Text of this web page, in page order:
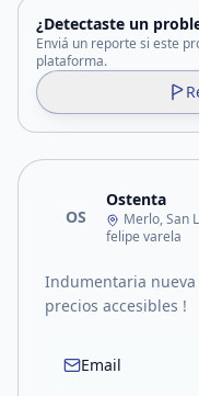
¿Detectaste un
Enviá un reporte si este
plataforma.
OS
Ostenta
Merlo, San
felipe varela
Indumentaria nueva
precios accesibles !
Email